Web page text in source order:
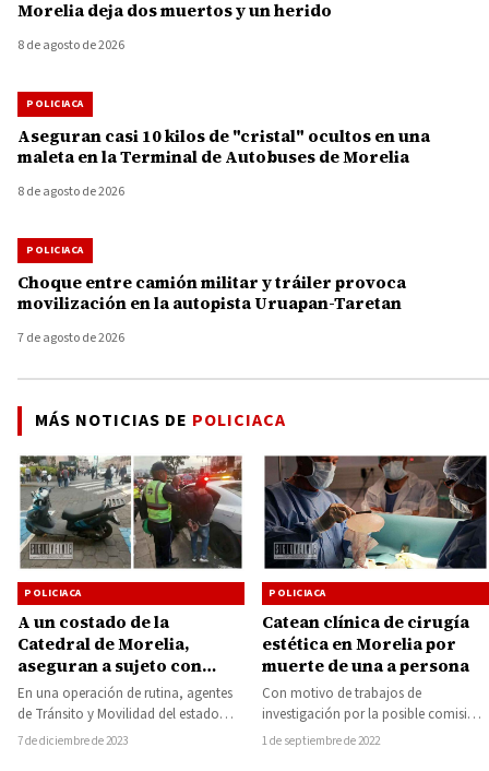
Morelia deja dos muertos y un herido
8 de agosto de 2026
POLICIACA
Aseguran casi 10 kilos de "cristal" ocultos en una
maleta en la Terminal de Autobuses de Morelia
8 de agosto de 2026
POLICIACA
Choque entre camión militar y tráiler provoca
movilización en la autopista Uruapan-Taretan
7 de agosto de 2026
MÁS NOTICIAS DE POLICIACA
POLICIACA
A un costado de la
Catedral de Morelia,
aseguran a sujeto con
motocicleta con placas
robadas
En una operación de rutina, agentes
de Tránsito y Movilidad del estado
han logrado la detección y
7 de diciembre de 2023
POLICIACA
Catean clínica de cirugía
estética en Morelia por
muerte de una a persona
Con motivo de trabajos de
investigación por la posible comisión
de hechos constitutivos de delito, la
1 de septiembre de 2022